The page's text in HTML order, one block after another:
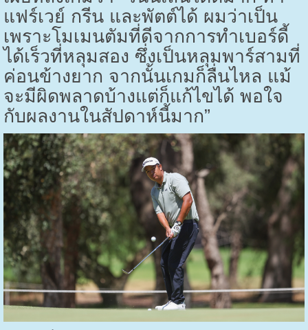
แฟร์เวย์ กรีน และพัตต์ได้ ผมว่าเป็น
เพราะโมเมนตัมที่ดีจากการทำเบอร์ดี้
ได้เร็วที่หลุมสอง ซึ่งเป็นหลุมพาร์สามที่
ค่อนข้างยาก จากนั้นเกมก็ลื่นไหล แม้
จะมีผิดพลาดบ้างแต่ก็แก้ไขได้ พอใจ
กับผลงานในสัปดาห์นี้มาก”